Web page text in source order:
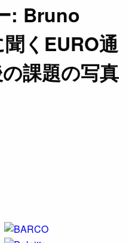
: Bruno
くEURO通
課題の写真